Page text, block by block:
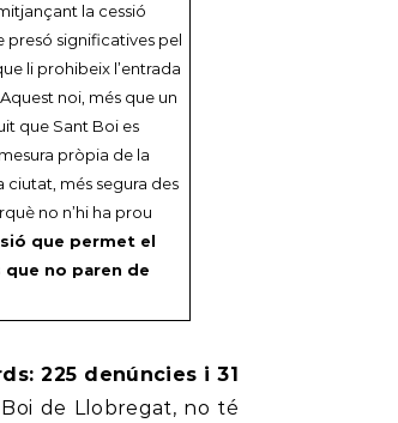
la cessió
presó significatives pel
li prohibeix l’entrada
noi, més que un
que Sant Boi es
pròpia de la
ciutat, més segura des
no n’hi ha prou
que permet el
no paren de
225 denúncies i 31
de Llobregat, no té